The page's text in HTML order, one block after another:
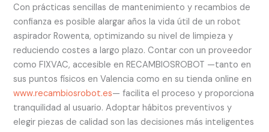
Con prácticas sencillas de mantenimiento y recambios de
confianza es posible alargar años la vida útil de un robot
aspirador Rowenta, optimizando su nivel de limpieza y
reduciendo costes a largo plazo. Contar con un proveedor
como FIXVAC, accesible en RECAMBIOSROBOT —tanto en
sus puntos físicos en Valencia como en su tienda online en
www.recambiosrobot.es— facilita el proceso y proporciona
tranquilidad al usuario. Adoptar hábitos preventivos y
elegir piezas de calidad son las decisiones más inteligentes